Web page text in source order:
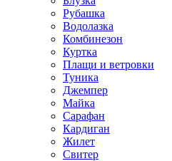
Рубашка
Водолазка
Комбинезон
Куртка
Плащи и ветровки
Туника
Джемпер
Майка
Сарафан
Кардиган
Жилет
Свитер